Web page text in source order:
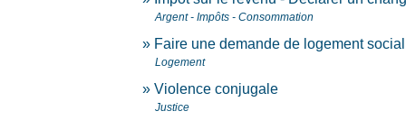
Argent - Impôts - Consommation
Faire une demande de logement
Logement
Violence conjugale
Justice